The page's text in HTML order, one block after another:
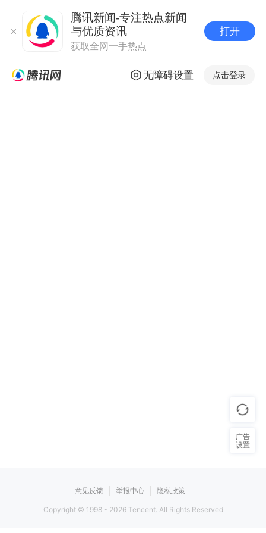
腾讯新闻-专注热点新闻
与优质资讯
获取全网一手热点
打开
无障碍设置 点击登录
意见反馈 举报中心 隐私政策
Copyright © 1998 - 2026Tencent. All Rights Reserved
广告
设置